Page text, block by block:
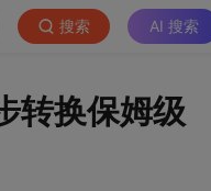
搜索 AI 搜索
转换保姆级